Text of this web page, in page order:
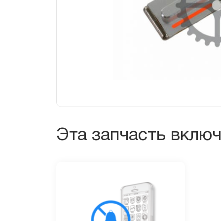
Эта запчасть